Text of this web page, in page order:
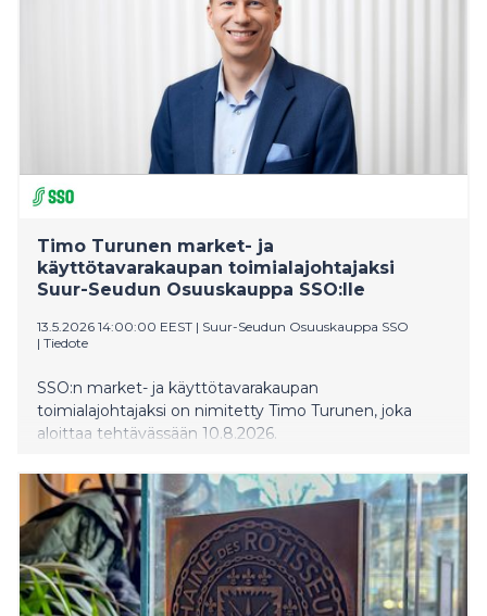
Timo Turunen market- ja
käyttötavarakaupan toimialajohtajaksi
Suur-Seudun Osuuskauppa SSO:lle
13.5.2026 14:00:00 EEST | Suur-Seudun Osuuskauppa SSO
| Tiedote
SSO:n market- ja käyttötavarakaupan
toimialajohtajaksi on nimitetty Timo Turunen, joka
aloittaa tehtävässään 10.8.2026.